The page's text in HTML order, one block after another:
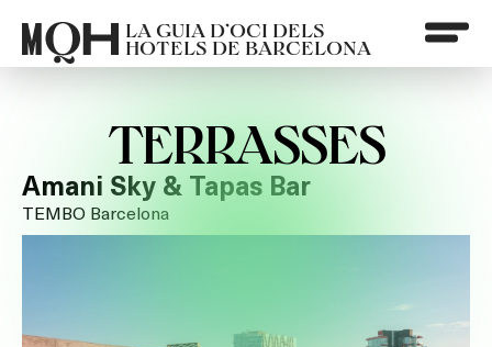
LA GUIA D’OCI DELS
HOTELS DE BARCELONA
TERRASSES
Amani Sky & Tapas Bar
TEMBO Barcelona